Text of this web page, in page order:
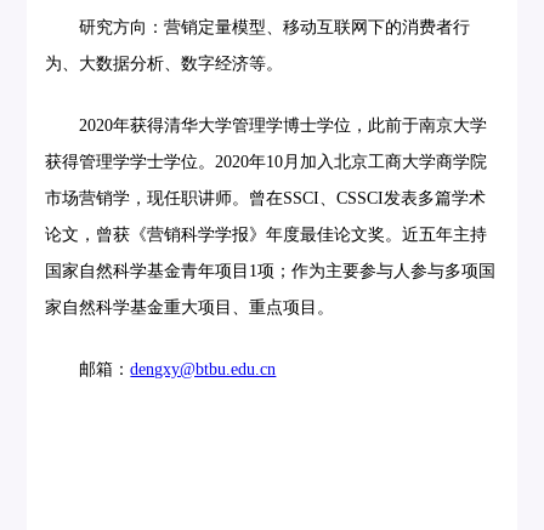
研究方向：营销定量模型、移动互联网下的消费者行
为、大数据分析、数字经济等。
2020年获得清华大学管理学博士学位，此前于南京大学
获得管理学学士学位。2020年10月加入北京工商大学商学院
市场营销学，现任职讲师。曾在SSCI、CSSCI发表多篇学术
论文，曾获《营销科学学报》年度最佳论文奖。近五年主持
国家自然科学基金青年项目1项；作为主要参与人参与多项国
家自然科学基金重大项目、重点项目。
邮箱：dengxy@btbu.edu.cn